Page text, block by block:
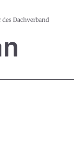
Dachverband